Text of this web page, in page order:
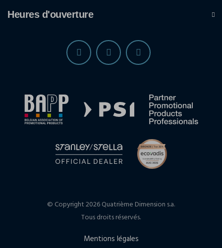
Heures d'ouverture
© Copyright 2026 Quatrième Dimension s.a.
Tous droits réservés.
Mentions légales